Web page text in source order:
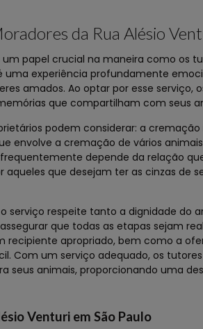
da Rua Alésio
papel crucial na maneira como os
experiência profundamente
amados. Ao optar por esse serviço,
que compartilham com seus
podem considerar: a cremação
envolve a cremação de vários
depende da relação
que desejam ter as cinzas de
respeite tanto a dignidade do
que todas as etapas sejam
recipiente apropriado, bem como a
Com um serviço adequado, os
seus animais, proporcionando uma
Venturi em São Paulo